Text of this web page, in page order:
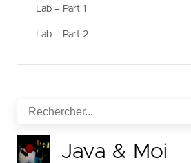
Lab – Part 1
Lab – Part 2
Java & Moi